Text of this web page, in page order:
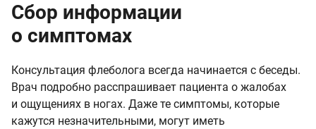
Сбор информации
о симптомах
Консультация флеболога всегда начинается с беседы.
Врач подробно расспрашивает пациента о жалобах
и ощущениях в ногах. Даже те симптомы, которые
кажутся незначительными, могут иметь